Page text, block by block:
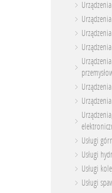
Urządzenia
Usługi
Usługi
Usługi
Usługi